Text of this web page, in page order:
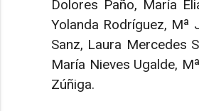
Dolores Paño, María
Yolanda Rodríguez, Mª
Sanz, Laura Mercedes
María Nieves Ugalde,
Zúñiga.